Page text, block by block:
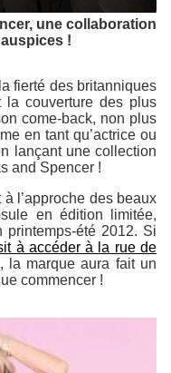
une collaboration
!
fierté des britanniques
la couverture des plus
come-back, non plus
en tant qu’actrice ou
lançant une collection
and Spencer !
l’approche des beaux
en édition limitée,
printemps-été 2012. Si
à accéder à la rue de
, la marque aura fait un
commencer !